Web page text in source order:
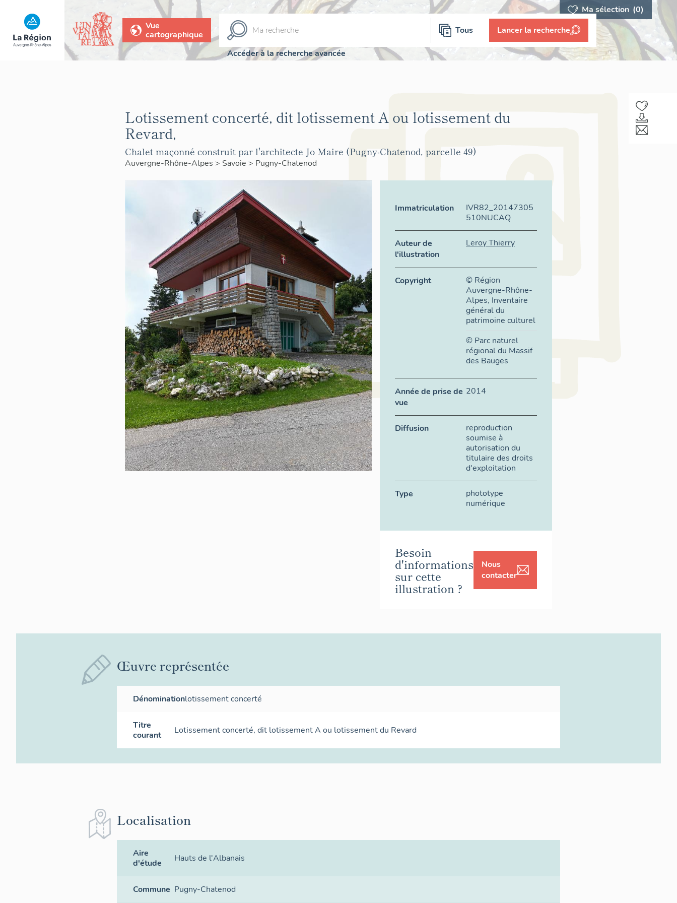
Ma sélection (0)
Vue
cartographique
Tous Lancer la recherche
Accéder à la recherche avancée
Lotissement concerté, dit lotissement A ou lotissement du
Revard,
Chalet maçonné construit par l'architecte Jo Maire (Pugny-Chatenod, parcelle 49)
Auvergne-Rhône-Alpes > Savoie > Pugny-Chatenod
Immatriculation
IVR82_20147305
510NUCAQ
Auteur de
l'illustration
Leroy Thierry
Copyright
© Région
Auvergne-Rhône-
Alpes, Inventaire
général du
patrimoine culturel
© Parc naturel
régional du Massif
des Bauges
Année de prise de
vue
2014
Diffusion
reproduction
soumise à
autorisation du
titulaire des droits
d'exploitation
Type
phototype
numérique
Besoin
d'informations
sur cette
illustration ?
Nous
contacter
Œuvre représentée
Dénominationlotissement concerté
Titre
courant
Lotissement concerté, dit lotissement A ou lotissement du Revard
Localisation
Aire
d'étude
Hauts de l'Albanais
Commune Pugny-Chatenod